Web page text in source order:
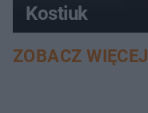
Kostiuk
ZOBACZ WIĘCEJ